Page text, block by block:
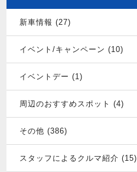
新車情報 (27)
イベント/キャンペーン (10)
イベントデー (1)
周辺のおすすめスポット (4)
その他 (386)
スタッフによるクルマ紹介 (15)